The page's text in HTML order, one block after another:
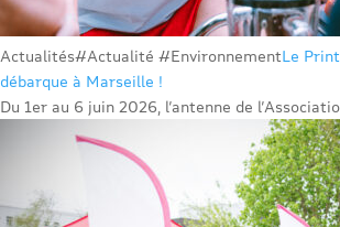
Actualités#Actualité #EnvironnementLe
débarque à Marseille !
Du 1er au 6 juin 2026, l’antenne de